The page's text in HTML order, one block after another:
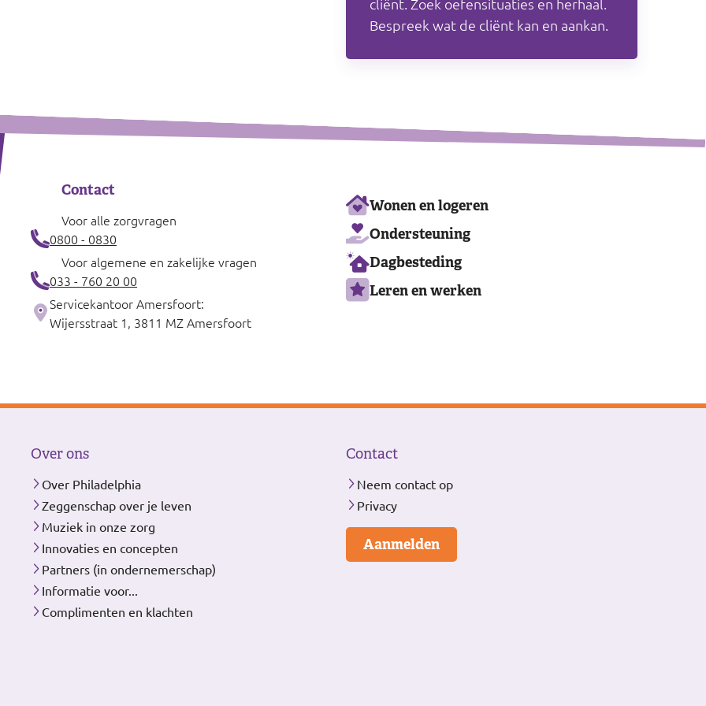
Bespreek wat de cliënt kan en aankan.
Contact
Voor alle zorgvragen
0800 - 0830
Voor algemene en zakelijke vragen
033 - 760 20 00
Servicekantoor Amersfoort:
Wijersstraat 1, 3811 MZ Amersfoort
Ons
aanbod
Wonen en logeren
Ondersteuning
Dagbesteding
Leren en werken
Over ons
Over Philadelphia
Zeggenschap over je leven
Muziek in onze zorg
Innovaties en concepten
Partners (in ondernemerschap)
Informatie voor...
Complimenten en klachten
Contact
Neem contact op
Privacy
Aanmelden